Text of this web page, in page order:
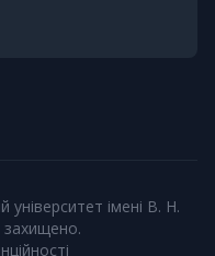
університет імені В. Н.
захищено.